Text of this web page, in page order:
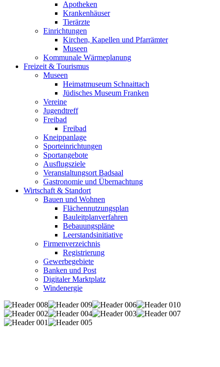
Apotheken
Krankenhäuser
Tierärzte
Einrichtungen
Kirchen, Kapellen und Pfarrämter
Museen
Kommunale Wärmeplanung
Freizeit & Tourismus
Museen
Heimatmuseum Schnaittach
Jüdisches Museum Franken
Vereine
Jugendtreff
Freibad
Freibad
Kneippanlage
Sporteinrichtungen
Sportangebote
Ausflugsziele
Veranstaltungsort Badsaal
Gastronomie und Übernachtung
Wirtschaft & Standort
Bauen und Wohnen
Flächennutzungsplan
Bauleitplanverfahren
Bebauungspläne
Leerstandsinitiative
Firmenverzeichnis
Registrierung
Gewerbegebiete
Banken und Post
Digitaler Marktplatz
Windenergie